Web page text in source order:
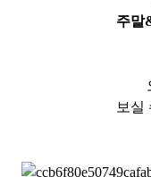
주말
보실